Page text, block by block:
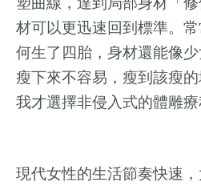
材可以更迅速回到標準。
何生了四胎，身材還能像
瘦下來不容易，瘦到該瘦
我才選擇非侵入式的體雕療
現代女性的生活節奏快速